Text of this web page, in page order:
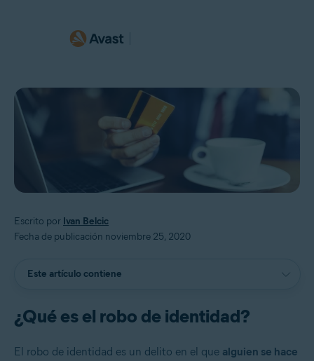
Escrito por Ivan Belcic
Fecha de publicación noviembre 25, 2020
Este artículo contiene
¿Qué es el robo de identidad?
El robo de identidad es un delito en el que alguien se hace